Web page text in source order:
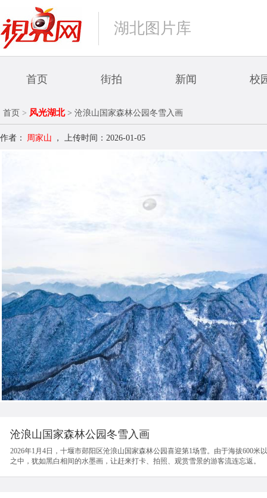
湖北图片库
首页 街拍 新闻 校
首页 > 风光湖北> 沧浪山国家森林公园冬雪入画
作者： 周家山 ， 上传时间：2026-01-05
沧浪山国家森林公园冬雪入画
2026年1月4日，十堰市郧阳区沧浪山国家森林公园喜迎第1场雪。由于海拔600
之中，犹如黑白相间的水墨画，让赶来打卡、拍照、观赏雪景的游客流连忘返。